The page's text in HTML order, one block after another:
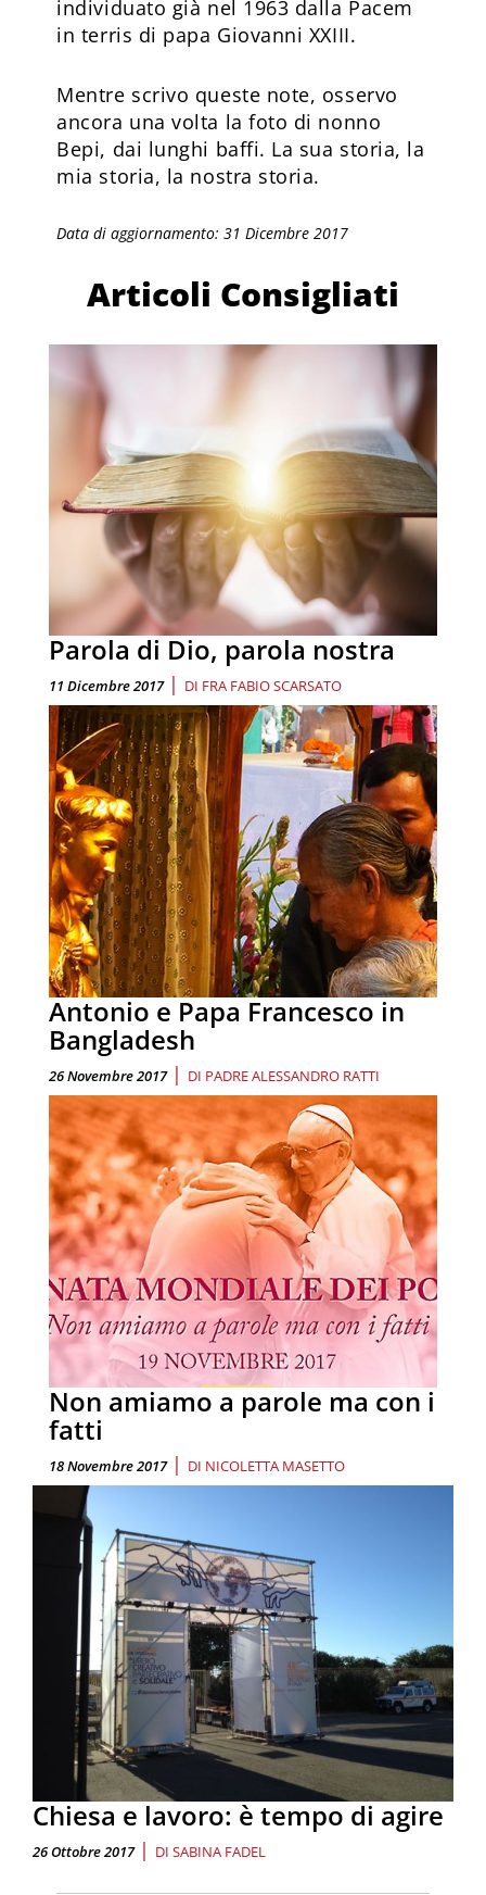
individuato già nel 1963 dalla Pacem
in terris di papa Giovanni XXIII.
Mentre scrivo queste note, osservo
ancora una volta la foto di nonno
Bepi, dai lunghi baffi. La sua storia, la
mia storia, la nostra storia.
Data di aggiornamento: 31 Dicembre 2017
Articoli Consigliati
Parola di Dio, parola nostra
11 Dicembre 2017 | DI FRA FABIO SCARSATO
Antonio e Papa Francesco in
Bangladesh
26 Novembre 2017 | DI PADRE ALESSANDRO RATTI
Non amiamo a parole ma con i
fatti
18 Novembre 2017 | DI NICOLETTA MASETTO
Chiesa e lavoro: è tempo di agire
26 Ottobre 2017 | DI SABINA FADEL